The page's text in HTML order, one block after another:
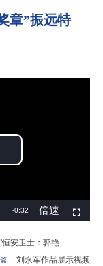
章”振远特
安卫士：郭艳......
： 刘永军作品展示视频